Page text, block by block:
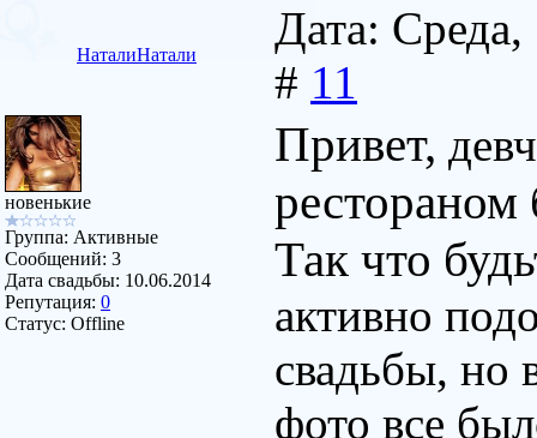
НаталиНатали
Дата:
# 11
новенькие
Группа: Активные
Сообщений: 3
Дата свадьбы: 10.06.2014
Репутация: 0
Статус: Offline
Привет,
рестораном
Так что
активно
свадьбы, но
фото все